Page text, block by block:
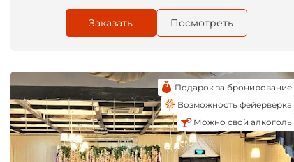
Заказать Посмотреть
Подарок за бронирование
Возможность фейерверка
Можно свой алкоголь